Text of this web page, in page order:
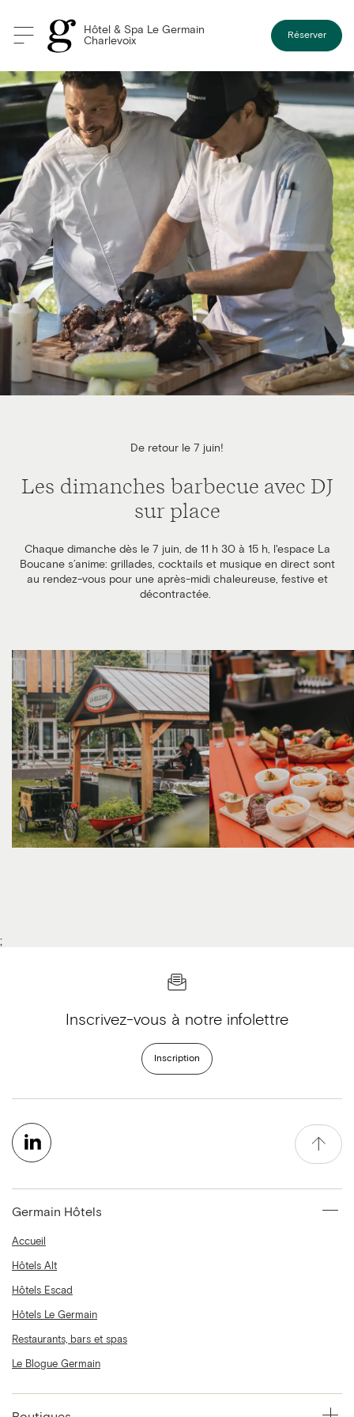
Hôtel & Spa Le Germain
Charlevoix
Réserver
De retour le 7 juin!
Les dimanches barbecue avec DJ
sur place
Chaque dimanche dès le 7 juin, de 11 h 30 à 15 h, l'espace La
Boucane s’anime: grillades, cocktails et musique en direct sont
au rendez-vous pour une après-midi chaleureuse, festive et
décontractée.
;
Inscrivez-vous à notre infolettre
Inscription
Germain Hôtels
Accueil
Hôtels Alt
Hôtels Escad
Hôtels Le Germain
Restaurants, bars et spas
Le Blogue Germain